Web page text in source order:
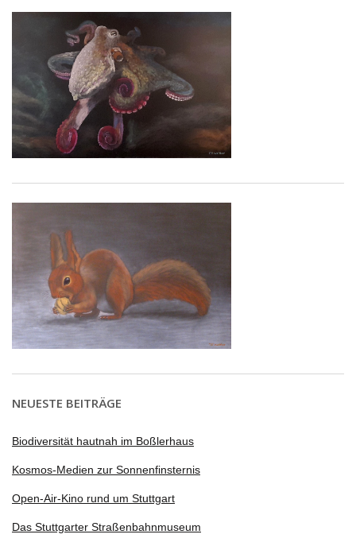
NEUESTE BEITRÄGE
Biodiversität hautnah im Boßlerhaus
Kosmos-Medien zur Sonnenfinsternis
Open-Air-Kino rund um Stuttgart
Das Stuttgarter Straßenbahnmuseum